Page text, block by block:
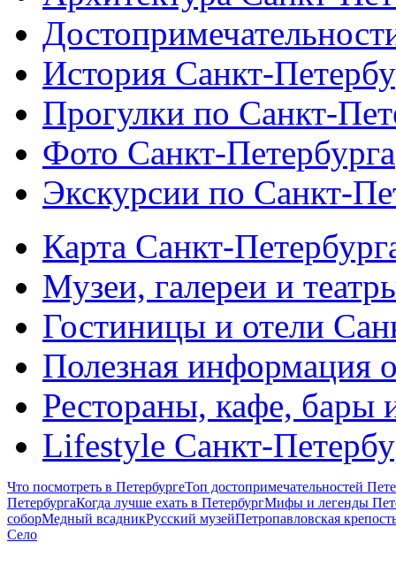
История Санкт-
Прогулки по Санкт-
Фото Санкт-Петербурга
Экскурсии по Санкт-
Карта Санкт-
Музеи, галереи и
Гостиницы и отели
Полезная информация
Рестораны, кафе, бары
Lifestyle Санкт-
Что посмотреть в ПетербургеТоп достопримечательностей
ПетербургаКогда лучше ехать в ПетербургМифы и легенды
соборМедный всадникРусский музейПетропавловская
Село